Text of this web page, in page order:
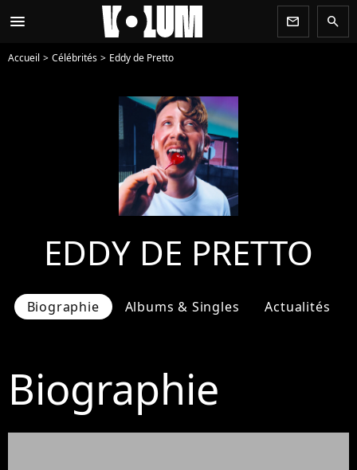
menu newsletter search
Accueil Célébrités Eddy de Pretto
EDDY DE PRETTO
Biographie Albums & Singles Actualités
Biographie